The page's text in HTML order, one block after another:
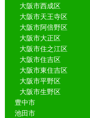
大阪市西成区
大阪市天王寺区
大阪市阿倍野区
大阪市大正区
大阪市住之江区
大阪市住吉区
大阪市東住吉区
大阪市平野区
大阪市生野区
豊中市
池田市